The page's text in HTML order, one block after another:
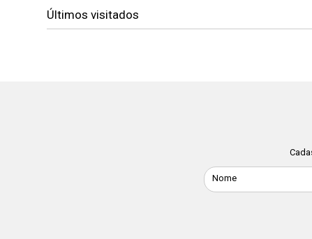
Últimos visitados
Nome